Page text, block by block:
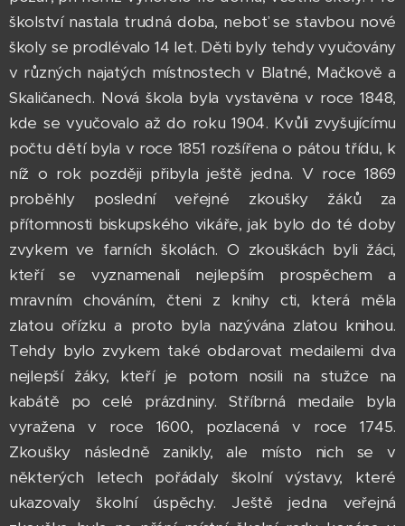
školství nastala trudná doba, neboť se stavbou nové
školy se prodlévalo 14 let. Děti byly tehdy vyučovány
v různých najatých místnostech v Blatné, Mačkově a
Skaličanech. Nová škola byla vystavěna v roce 1848,
kde se vyučovalo až do roku 1904. Kvůli zvyšujícímu
počtu dětí byla v roce 1851 rozšířena o pátou třídu, k
níž o rok později přibyla ještě jedna. V roce 1869
proběhly poslední veřejné zkoušky žáků za
přítomnosti biskupského vikáře, jak bylo do té doby
zvykem ve farních školách. O zkouškách byli žáci,
kteří se vyznamenali nejlepším prospěchem a
mravním chováním, čteni z knihy cti, která měla
zlatou ořízku a proto byla nazývána zlatou knihou.
Tehdy bylo zvykem také obdarovat medailemi dva
nejlepší žáky, kteří je potom nosili na stužce na
kabátě po celé prázdniny. Stříbrná medaile byla
vyražena v roce 1600, pozlacená v roce 1745.
Zkoušky následně zanikly, ale místo nich se v
některých letech pořádaly školní výstavy, které
ukazovaly školní úspěchy. Ještě jedna veřejná